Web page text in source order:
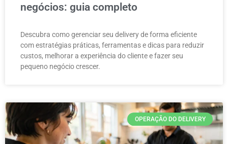
negócios: guia completo
Descubra como gerenciar seu delivery de forma eficiente
com estratégias práticas, ferramentas e dicas para reduzir
custos, melhorar a experiência do cliente e fazer seu
pequeno negócio crescer.
OPERAÇÃO DO DELIVERY